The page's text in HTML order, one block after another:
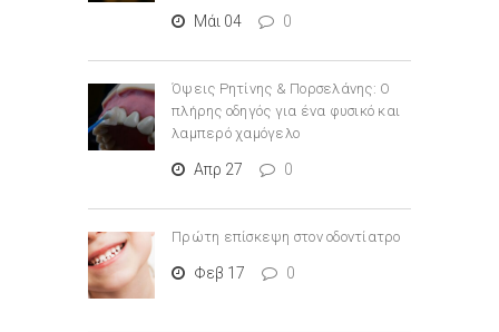
Μάι 04 0
Όψεις Ρητίνης & Πορσελάνης: Ο
πλήρης οδηγός για ένα φυσικό και
λαμπερό χαμόγελο
Απρ 27 0
Πρώτη επίσκεψη στον οδοντίατρο
Φεβ 17 0